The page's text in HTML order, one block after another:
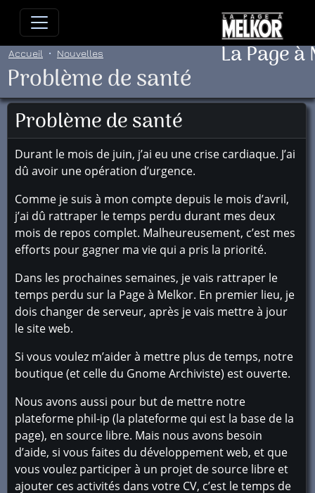
Allez directement au contenu
La Page
Accueil Nouvelles
Problème de santé
Problème de santé
Durant le mois de juin, j’ai eu une crise cardiaque. J’ai
dû avoir une opération d’urgence.
Comme je suis à mon compte depuis le mois d’avril,
j’ai dû rattraper le temps perdu durant mes deux
mois de repos complet. Malheureusement, c’est mes
efforts pour gagner ma vie qui a pris la priorité.
Dans les prochaines semaines, je vais rattraper le
temps perdu sur la Page à Melkor. En premier lieu, je
dois changer de serveur, après je vais mettre à jour
le site web.
Si vous voulez m’aider à mettre plus de temps, notre
boutique (et celle du Gnome Archiviste) est ouverte.
Nous avons aussi pour but de mettre notre
plateforme phil-ip (la plateforme qui est la base de la
page), en source libre. Mais nous avons besoin
d’aide, si vous faites du développement web, et que
vous voulez participer à un projet de source libre et
ajouter ces activités dans votre CV, c’est le temps de